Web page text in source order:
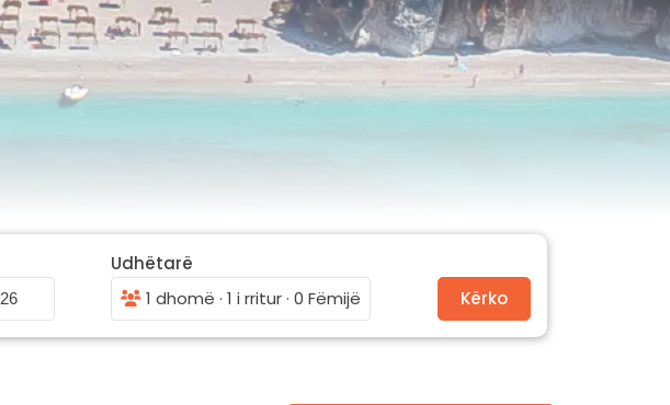
Udhëtarë
1 dhomë · 1 i rritur · 0 Fëmijë
Kërko